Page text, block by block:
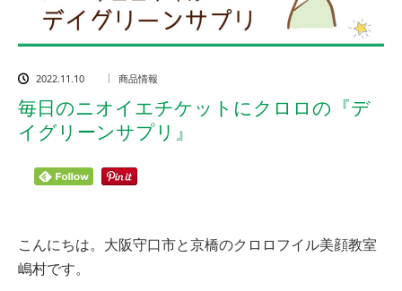
2022.11.10 商品情報
毎日のニオイエチケットにクロロの『デ
イグリーンサプリ』
こんにちは。大阪守口市と京橋のクロロフイル美顔教室
嶋村です。